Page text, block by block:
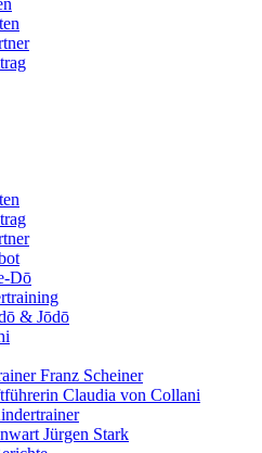
Dō
& Jōdō
Franz Scheiner
Claudia von Collani
Jürgen Stark